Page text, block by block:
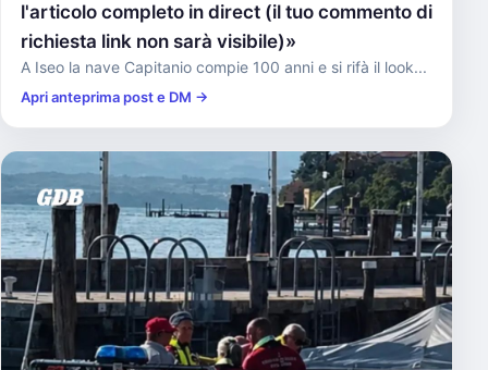
l'articolo completo in direct (il tuo commento di
richiesta link non sarà visibile)»
A Iseo la nave Capitanio compie 100 anni e si rifà il look...
Apri anteprima post e DM →